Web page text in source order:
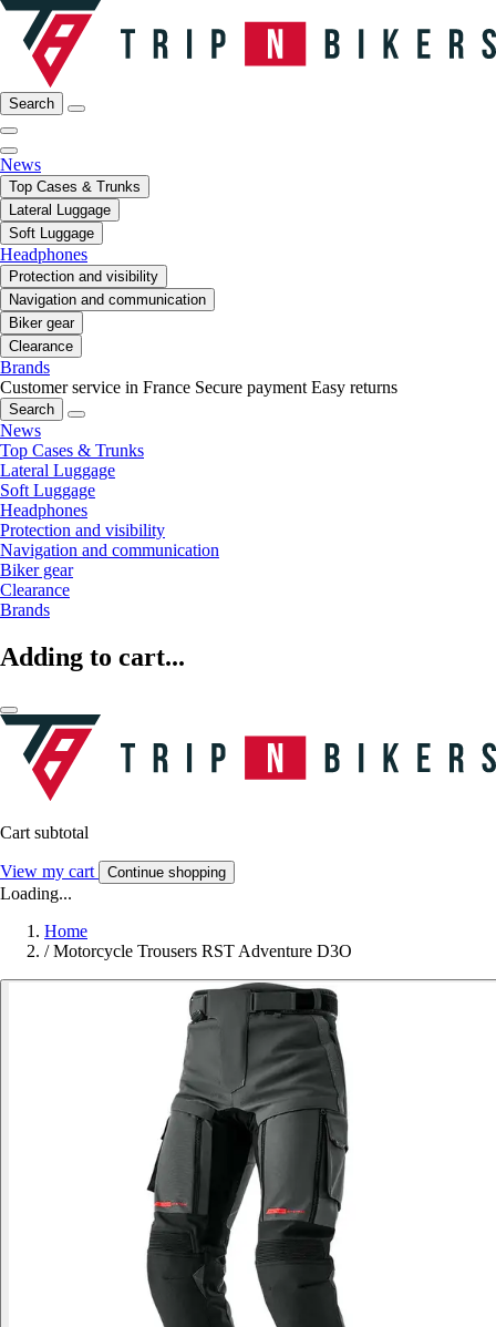
Search
News
Top Cases & Trunks
Lateral Luggage
Soft Luggage
Headphones
Protection and visibility
Navigation and communication
Biker gear
Clearance
Brands
Customer service in France Secure payment Easy returns
Search
News
Top Cases & Trunks
Lateral Luggage
Soft Luggage
Headphones
Protection and visibility
Navigation and communication
Biker gear
Clearance
Brands
Adding to cart...
Cart subtotal
View my cart Continue shopping
Loading...
Home
/ Motorcycle Trousers RST Adventure D3O